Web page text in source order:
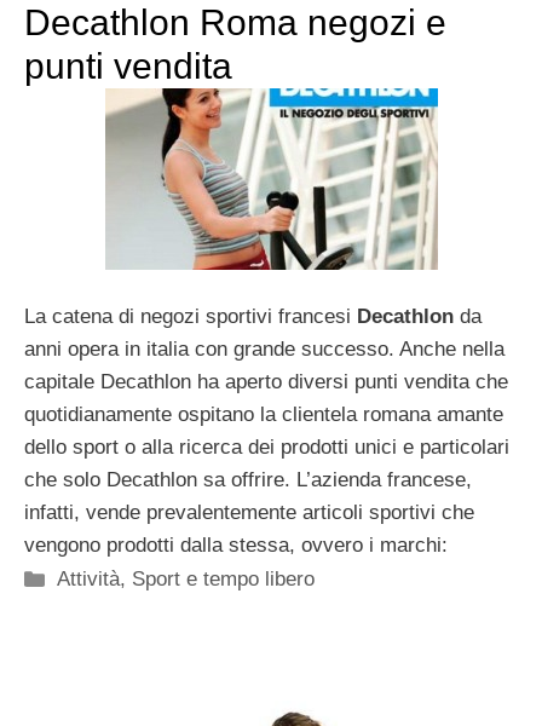
Decathlon Roma negozi e
punti vendita
La catena di negozi sportivi francesi Decathlon da
anni opera in italia con grande successo. Anche nella
capitale Decathlon ha aperto diversi punti vendita che
quotidianamente ospitano la clientela romana amante
dello sport o alla ricerca dei prodotti unici e particolari
che solo Decathlon sa offrire. L’azienda francese,
infatti, vende prevalentemente articoli sportivi che
vengono prodotti dalla stessa, ovvero i marchi:
Categorie
Attività, Sport e tempo libero